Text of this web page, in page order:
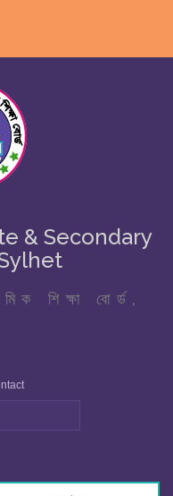
& Secondary
শিক্ষা বোর্ড,